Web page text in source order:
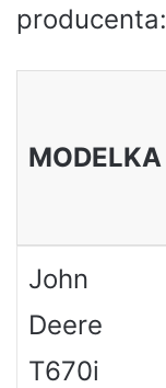
producenta:
MODELKA
John
Deere
T670i